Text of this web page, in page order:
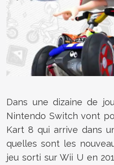
Dans une dizaine de
Nintendo Switch vont
Kart 8 qui arrive dans
quelles sont les
jeu sorti sur Wii U en